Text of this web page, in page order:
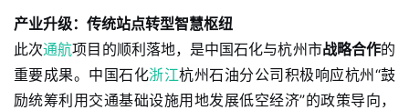
产业升级：传统站点转型智慧枢纽
此次通航项目的顺利落地，是中国石化与杭州市战略合作的
重要成果。中国石化浙江杭州石油分公司积极响应杭州“鼓
励统筹利用交通基础设施用地发展低空经济”的政策导向，